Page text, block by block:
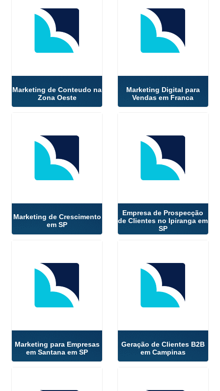
Marketing de Conteudo na
Zona Oeste
Marketing Digital para
Vendas em Franca
Marketing de Crescimento
em SP
Empresa de Prospecção
de Clientes no Ipiranga em
SP
Marketing para Empresas
em Santana em SP
Geração de Clientes B2B
em Campinas